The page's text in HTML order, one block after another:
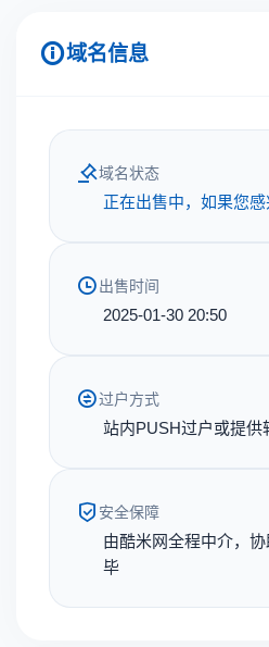
域名信息
域名状态
正在出售中，如果您
出售时间
2025-01-30 20:50
过户方式
站内PUSH过户或提供
安全保障
由酷米网全程中介，
毕